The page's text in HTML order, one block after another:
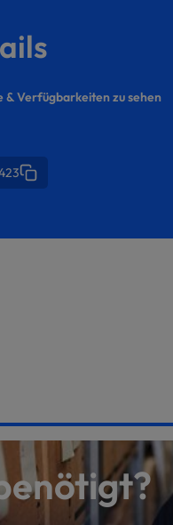
& Verfügbarkeiten zu sehen